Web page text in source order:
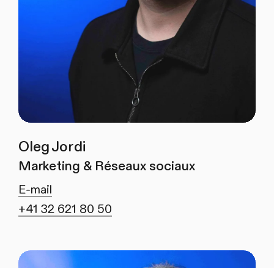
Oleg Jordi
Marketing & Réseaux sociaux
E-mail
+41 32 621 80 50